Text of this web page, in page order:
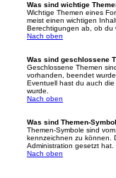
Was sind wichtige
Wichtige Themen eines
meist einen wichtigen
Berechtigungen ab, ob du
Nach oben
Was sind geschlossene
Geschlossene Themen
vorhanden, beendet
Eventuell hast du auch
wurde.
Nach oben
Was sind Themen-
Themen-Symbole sind
kennzeichnen zu können.
Administration gesetzt hat.
Nach oben